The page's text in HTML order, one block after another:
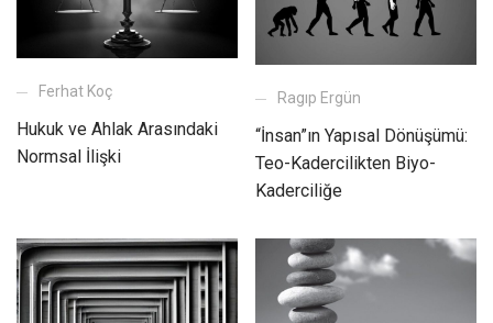
Ferhat Koç
Hukuk ve Ahlak Arasındaki
Normsal İlişki
Ragıp Ergün
“İnsan”ın Yapısal Dönüşümü:
Teo-Kadercilikten Biyo-
Kaderciliğe